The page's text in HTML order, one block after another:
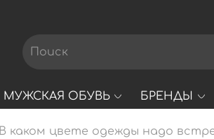
МУЖСКАЯ ОБУВЬ БРЕНДЫ
В каком цвете одежды надо